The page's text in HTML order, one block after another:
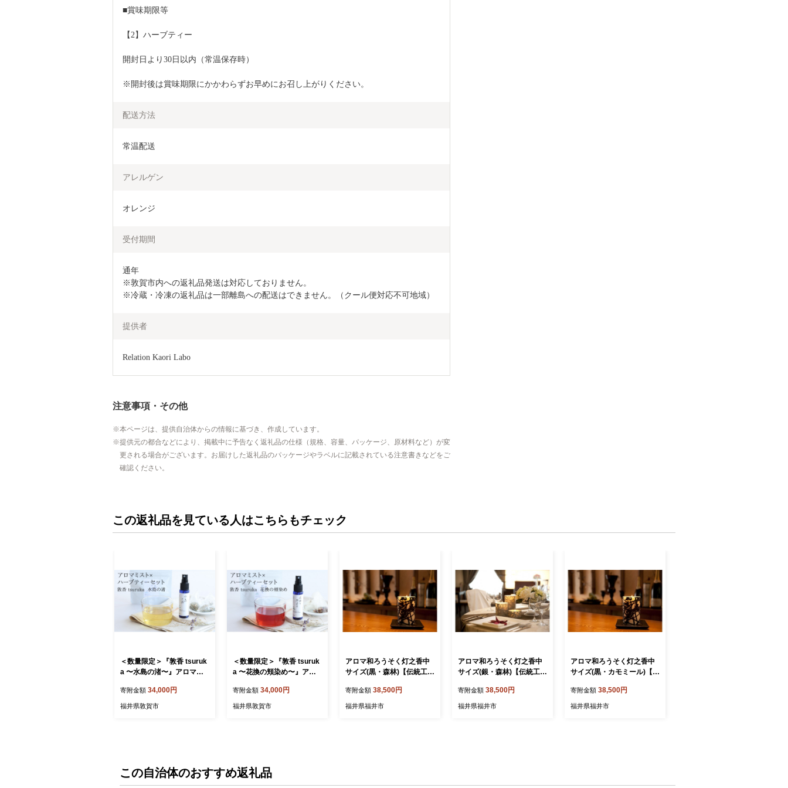
■賞味期限等
【2】ハーブティー
開封日より30日以内（常温保存時）
※開封後は賞味期限にかかわらずお早めにお召し上がりください。
配送方法
常温配送
アレルゲン
オレンジ
受付期間
通年
※敦賀市内への返礼品発送は対応しておりません。
※冷蔵・冷凍の返礼品は一部離島への配送はできません。（クール便対応不可地域）
提供者
Relation Kaori Labo
注意事項・その他
本ページは、提供自治体からの情報に基づき、作成しています。
提供元の都合などにより、掲載中に予告なく返礼品の仕様（規格、容量、パッケージ、原材料など）が変
更される場合がございます。お届けした返礼品のパッケージやラベルに記載されている注意書きなどをご
確認ください。
この返礼品を見ている人はこちらもチェック
＜数量限定＞『敦香 tsuruk
a 〜水島の渚〜』アロマミ
ティー 2袋セット【アロマ
アロマスプレー 精油 香り
寄附金額 34,000円
福井県敦賀市
＜数量限定＞『敦香 tsuruk
a 〜花換の頬染め〜』アロ
ーブティー 2袋セット 【ア
ロマ アロマスプレー 精油
寄附金額 34,000円
福井県敦賀市
アロマ和ろうそく灯之香中
サイズ(黒・森林)【伝統工芸
カモミール 森林】[B-03200
6]
寄附金額 38,500円
福井県福井市
アロマ和ろうそく灯之香中
サイズ(銀・森林)【伝統工芸
カモミール 森林】[B-03200
5]
寄附金額 38,500円
福井県福井市
アロマ和ろうそく灯之香中
サイズ(黒・カモミール)【伝
り 癒し カモミール 森林】
[B-032004]
寄附金額 38,500円
福井県福井市
この自治体のおすすめ返礼品